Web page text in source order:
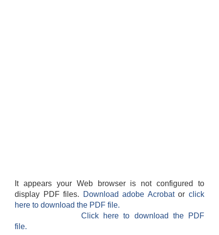
It appears your Web browser is not configured to
display PDF files.
Download adobe Acrobatorclick
here to download the PDF file.
Click here to download the PDF
file.